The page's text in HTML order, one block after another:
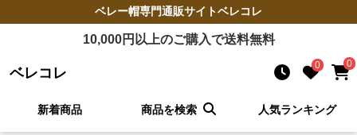
ベレー帽専門通販サイトベレコレ
10,000円以上のご購入で送料無料
ベレコレ 0 0
新着商品 商品を検索 人気ランキング